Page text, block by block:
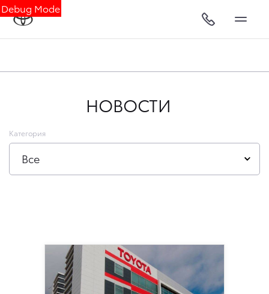
Debug Mode
НОВОСТИ
Категория
Все